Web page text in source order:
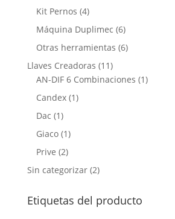
Kit Pernos (4)
Máquina Duplimec (6)
Otras herramientas (6)
Llaves Creadoras (11)
AN-DIF 6 Combinaciones (1)
Candex (1)
Dac (1)
Giaco (1)
Prive (2)
Sin categorizar (2)
Etiquetas del producto